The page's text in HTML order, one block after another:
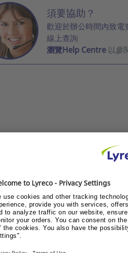
須要協助？
歡迎於辦公時間內致電
線上查詢
瀏覽Help Centre 以參